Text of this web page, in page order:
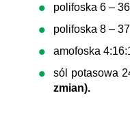
polifoska 6 –
polifoska 8 –
amofoska
sól potasowa
zmian).